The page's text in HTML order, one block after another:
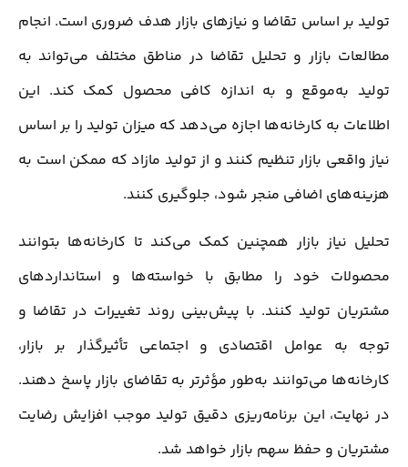
تولید بر اساس تقاضا و نیازهای بازار هدف ضروری است. انجام
مطالعات بازار و تحلیل تقاضا در مناطق مختلف می‌تواند به
تولید به‌موقع و به اندازه کافی محصول کمک کند. این
اطلاعات به کارخانه‌ها اجازه می‌دهد که میزان تولید را بر اساس
نیاز واقعی بازار تنظیم کنند و از تولید مازاد که ممکن است به
هزینه‌های اضافی منجر شود، جلوگیری کنند.
تحلیل نیاز بازار همچنین کمک می‌کند تا کارخانه‌ها بتوانند
محصولات خود را مطابق با خواسته‌ها و استانداردهای
مشتریان تولید کنند. با پیش‌بینی روند تغییرات در تقاضا و
توجه به عوامل اقتصادی و اجتماعی تأثیرگذار بر بازار،
کارخانه‌ها می‌توانند به‌طور مؤثرتر به تقاضای بازار پاسخ دهند.
در نهایت، این برنامه‌ریزی دقیق تولید موجب افزایش رضایت
مشتریان و حفظ سهم بازار خواهد شد.